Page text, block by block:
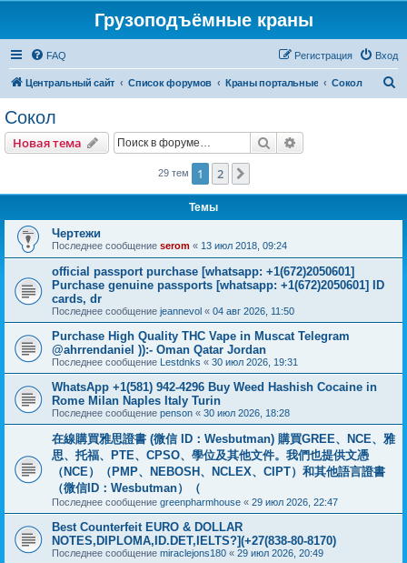
Грузоподъёмные краны
FAQ Вход
Регистрация
Центральный сайт Список форумов Краны портальные Сокол
Сокол
Новая тема Поиск
29 тем 1 2
Темы
Чертежи
Последнее сообщение serom « 13 июл 2018, 09:24
official passport purchase [whatsapp: +1(672)2050601]
Purchase genuine passports [whatsapp: +1(672)2050601] ID
cards, dr
Последнее сообщение jeannevol « 04 авг 2026, 11:50
Purchase High Quality THC Vape in Muscat Telegram
@ahrrendaniel )):- Oman Qatar Jordan
Последнее сообщение Lestdnks « 30 июл 2026, 19:31
WhatsApp +1(581) 942-4296 Buy Weed Hashish Cocaine in
Rome Milan Naples Italy Turin
Последнее сообщение penson « 30 июл 2026, 18:28
在線購買雅思證書 (微信 ID：Wesbutman) 購買GREE、NCE、雅
思、托福、PTE、CPSO、學位及其他文件。我們也提供文憑
（NCE）（PMP、NEBOSH、NCLEX、CIPT）和其他語言證書
（微信ID：Wesbutman）（
Последнее сообщение greenpharmhouse « 29 июл 2026, 22:47
Best Counterfeit EURO & DOLLAR
NOTES,DIPLOMA,ID.DET,IELTS?](+27(838-80-8170)
Последнее сообщение miraclejons180 « 29 июл 2026, 20:49